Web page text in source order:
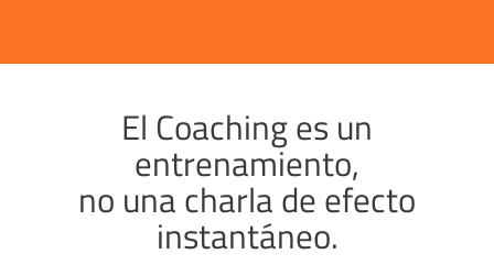
El Coaching es un
entrenamiento,
no una charla de efecto
instantáneo.